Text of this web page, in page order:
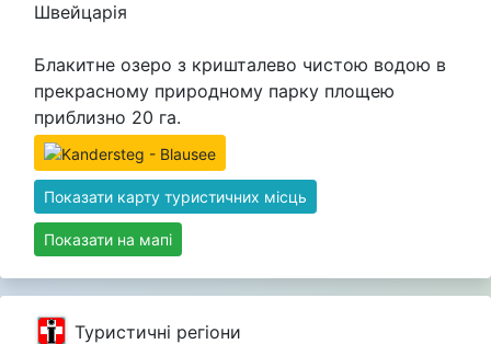
Швейцарія
Блакитне озеро з кришталево чистою водою в
прекрасному природному парку площею
приблизно 20 га.
Показати карту туристичних місць
Показати на мапі
Туристичні регіони